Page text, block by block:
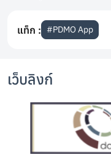
แท็ก : #PDMO App
เว็บลิงก์